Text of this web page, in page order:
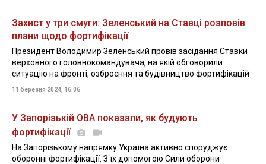
Захист у три смуги: Зеленський на Ставці розповів
плани щодо фортифікації
Президент Володимир Зеленський провів засідання Ставки
верховного головнокомандувача, на якій обговорили:
ситуацію на фронті, озброєння та будівництво фортифікацій
11 березня 2024, 16:06
У Запорізькій ОВА показали, як будують
фортифікації
На Запорізькому напрямку Україна активно споруджує
оборонні фортифікації. З їх допомогою Сили оборони